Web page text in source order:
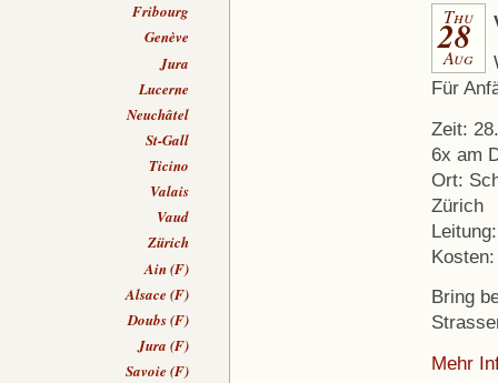
Thu
28
Aug
Für
Zeit:
6x am
Ort:
Zürich
Bring
Mehr
Fribourg
Genève
Jura
Lucerne
Neuchâtel
St-Gall
Ticino
Valais
Vaud
Zürich
Ain (F)
Alsace (F)
Doubs (F)
Jura (F)
Savoie (F)